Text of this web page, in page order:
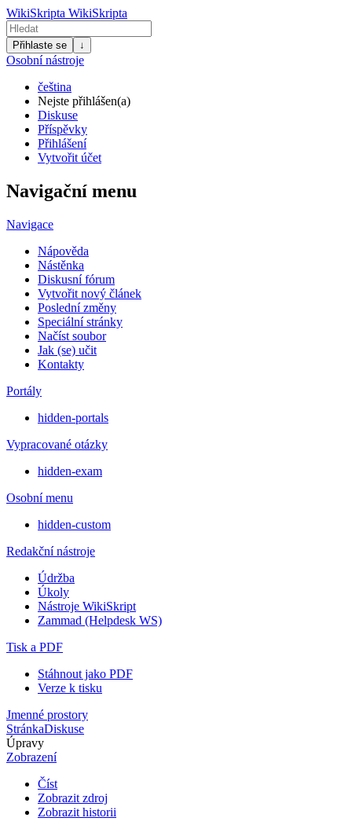
WikiSkripta WikiSkripta
Přihlaste se ↓
Osobní nástroje
čeština
Nejste přihlášen(a)
Diskuse
Příspěvky
Přihlášení
Vytvořit účet
Navigační menu
Navigace
Nápověda
Nástěnka
Diskusní fórum
Vytvořit nový článek
Poslední změny
Speciální stránky
Načíst soubor
Jak (se) učit
Kontakty
Portály
hidden-portals
Vypracované otázky
hidden-exam
Osobní menu
hidden-custom
Redakční nástroje
Údržba
Úkoly
Nástroje WikiSkript
Zammad (Helpdesk WS)
Tisk a PDF
Stáhnout jako PDF
Verze k tisku
Jmenné prostory
StránkaDiskuse
Úpravy
Zobrazení
Číst
Zobrazit zdroj
Zobrazit historii